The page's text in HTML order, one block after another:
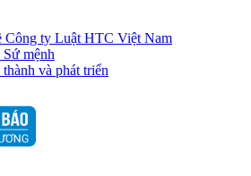
Công ty Luật HTC Việt Nam
mệnh
và phát triển